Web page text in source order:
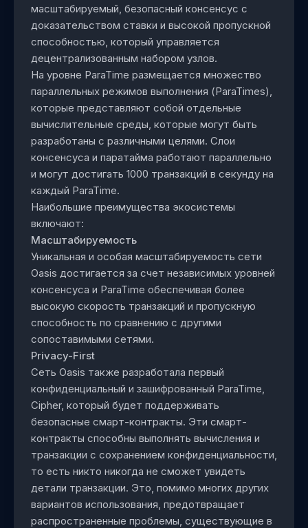
масштабируемый, безопасный консенсус с
доказательством ставки и высокой пропускной
способностью, который управляется
децентрализованным набором узлов.
На уровне ParaTime размещается множество
параллельных режимов выполнения (ParaTimes),
которые представляют собой отдельные
вычислительные среды, которые могут быть
разработаны с различными целями. Слои
консенсуса и паратайма работают параллельно
и могут достигать 1000 транзакций в секунду на
каждый ParaTime.
Наибольшие преимущества экосистемы
включают:
Масштабируемость
Уникальная и особая масштабируемость сети
Oasis достигается за счет независимых уровней
консенсуса и ParaTime обеспечивая более
высокую скорость транзакций и пропускную
способность по сравнению с другими
сопоставимыми сетями.
Privacy-First
Сеть Oasis также разработала первый
конфиденциальный и зашифрованный ParaTime,
Cipher, который будет поддерживать
безопасные смарт-контракты. Эти смарт-
контракты способны выполнять вычисления и
транзакции с сохранением конфиденциальности,
то есть никто никогда не сможет увидеть
детали транзакции. Это, помимо многих других
вариантов использования, предотвращает
распространенные проблемы, существующие в